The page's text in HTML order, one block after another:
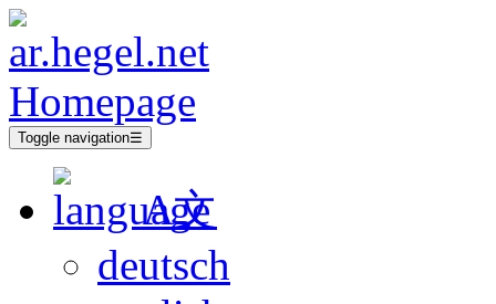
Toggle navigation☰
A文
deutsch